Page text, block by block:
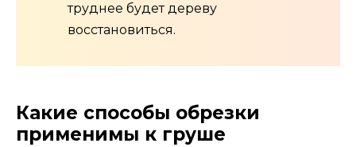
труднее будет дереву
восстановиться.
Какие способы обрезки
применимы к груше